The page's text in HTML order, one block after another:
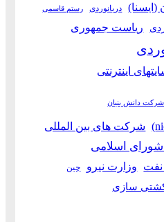
(ایسنا)
دریانوردی رستم قاسمی
ریاست جمهوری
اینترنتی
شرکت دانش بنیان
شرکت های بین المللی
اسلامی
وزارت نیرو چین
سازی